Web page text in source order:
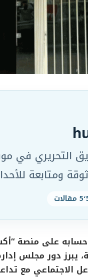
ومتابعة
على منصة
يبرز دور مجلس
الاجتماعي مع